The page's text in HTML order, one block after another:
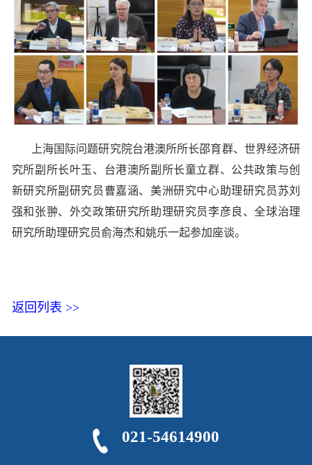
上海国际问题研究院台港澳所所长邵育群、世界经济研
究所副所长叶玉、台港澳所副所长童立群、公共政策与创
新研究所副研究员曹嘉涵、美洲研究中心助理研究员苏刘
强和张翀、外交政策研究所助理研究员李彦良、全球治理
研究所助理研究员俞海杰和姚乐一起参加座谈。
返回列表 >>
021-54614900